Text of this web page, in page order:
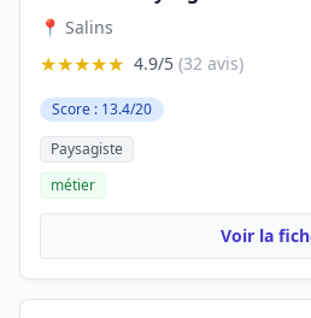
📍 Salins
★★★★★ 4.9/5 (32 avis)
Score : 13.4/20
Paysagiste
métier
Voir la